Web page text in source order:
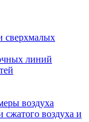
сверхмалых
линий
воздуха
воздуха и